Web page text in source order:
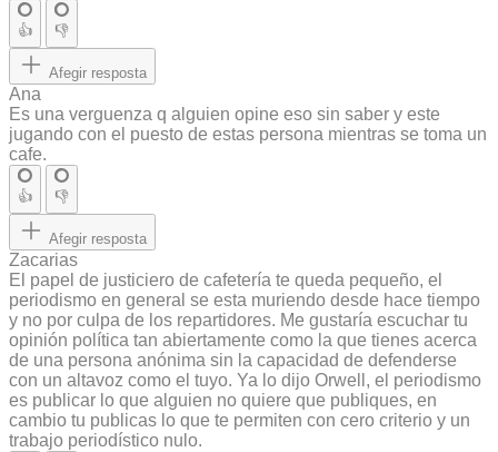
👍 👎
Afegir resposta
Ana
Es una verguenza q alguien opine eso sin saber y este
jugando con el puesto de estas persona mientras se toma un
cafe.
👍 👎
Afegir resposta
Zacarias
El papel de justiciero de cafetería te queda pequeño, el
periodismo en general se esta muriendo desde hace tiempo
y no por culpa de los repartidores. Me gustaría escuchar tu
opinión política tan abiertamente como la que tienes acerca
de una persona anónima sin la capacidad de defenderse
con un altavoz como el tuyo. Ya lo dijo Orwell, el periodismo
es publicar lo que alguien no quiere que publiques, en
cambio tu publicas lo que te permiten con cero criterio y un
trabajo periodístico nulo.